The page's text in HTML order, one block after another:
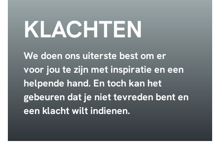
KLACHTEN
We doen ons uiterste best om er
voor jou te zijn met inspiratie en een
helpende hand. En toch kan het
gebeuren dat je niet tevreden bent en
een klacht wilt indienen.